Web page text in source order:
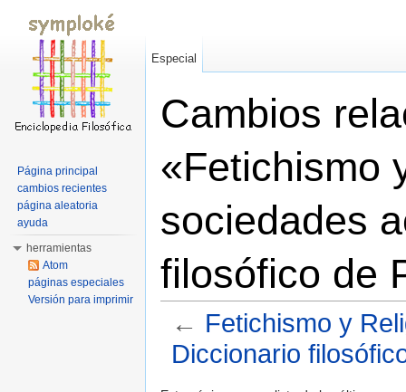
Cambios
«Fetichismo
sociedades
filosófico de
← Fetichismo y
Diccionario
Especial
Página principal
cambios recientes
página aleatoria
ayuda
herramientas
Atom
páginas especiales
Versión para imprimir